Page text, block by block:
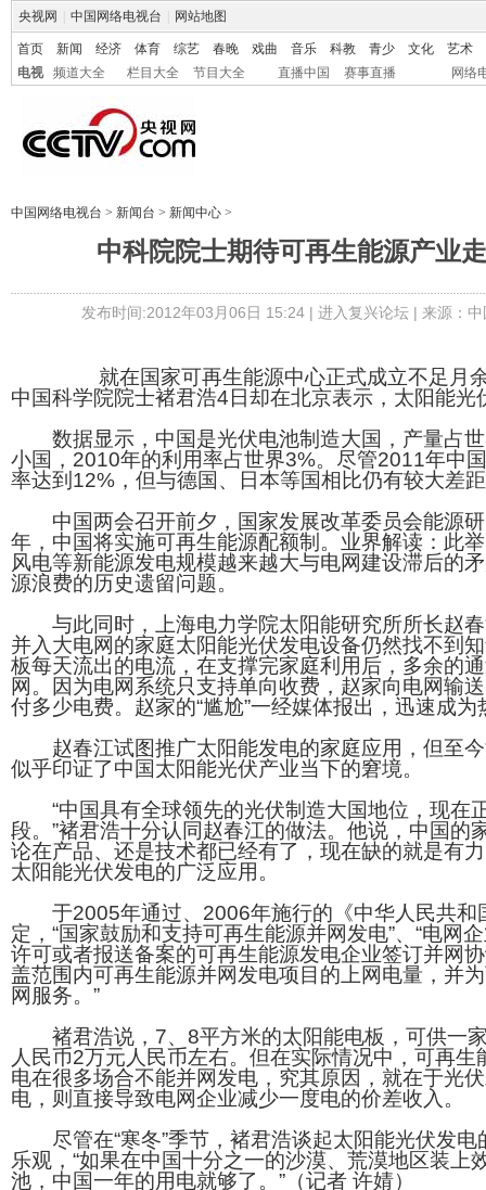
央视网 中国网络电视台 网站地图
首页 新闻 经济 体育 综艺 春晚 戏曲 音乐 科教 青少 文化
艺术
电视
频道大全 栏目大全 节目大全 直播中国 赛事直播 网络
中国网络电视台 > 新闻台 > 新闻中心 >
中科院院士期待可再生能源产业
发布时间:2012年03月06日 15:24 | 进入复兴论坛| 来源：
就在国家可再生能源中心正式成立不足月余
中国科学院院士褚君浩4日却在北京表示，太阳能光
数据显示，中国是光伏电池制造大国，产量占世
小国，2010年的利用率占世界3%。尽管2011年中
率达到12%，但与德国、日本等国相比仍有较大差
中国两会召开前夕，国家发展改革委员会能源研
年，中国将实施可再生能源配额制。业界解读：此
风电等新能源发电规模越来越大与电网建设滞后的
源浪费的历史遗留问题。
与此同时，上海电力学院太阳能研究所所长赵春
并入大电网的家庭太阳能光伏发电设备仍然找不到
板每天流出的电流，在支撑完家庭利用后，多余的
网。因为电网系统只支持单向收费，赵家向电网输
付多少电费。赵家的“尴尬”一经媒体报出，迅速成为
赵春江试图推广太阳能发电的家庭应用，但至今
似乎印证了中国太阳能光伏产业当下的窘境。
“中国具有全球领先的光伏制造大国地位，现在
段。”褚君浩十分认同赵春江的做法。他说，中国的
论在产品、还是技术都已经有了，现在缺的就是有
太阳能光伏发电的广泛应用。
于2005年通过、2006年施行的《中华人民共和
定，“国家鼓励和支持可再生能源并网发电”、“电网
许可或者报送备案的可再生能源发电企业签订并网
盖范围内可再生能源并网发电项目的上网电量，并
网服务。”
褚君浩说，7、8平方米的太阳能电板，可供一
人民币2万元人民币左右。但在实际情况中，可再
电在很多场合不能并网发电，究其原因，就在于光
电，则直接导致电网企业减少一度电的价差收入。
尽管在“寒冬”季节，褚君浩谈起太阳能光伏发电
乐观，“如果在中国十分之一的沙漠、荒漠地区装上
池，中国一年的用电就够了。”（记者 许婧）